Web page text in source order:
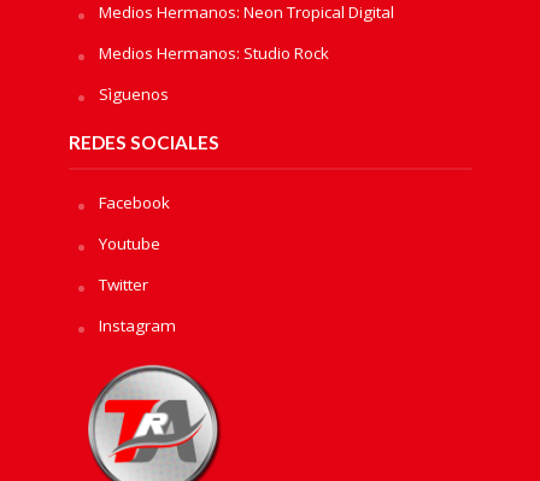
Medios Hermanos: Neon Tropical Digital
Medios Hermanos: Studio Rock
Sìguenos
REDES SOCIALES
Facebook
Youtube
Twitter
Instagram